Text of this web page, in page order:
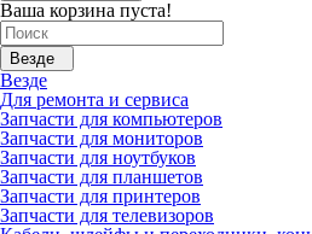
Ваша корзина пуста!
Везде
Везде
Для ремонта и сервиса
Запчасти для компьютеров
Запчасти для мониторов
Запчасти для ноутбуков
Запчасти для планшетов
Запчасти для принтеров
Запчасти для телевизоров